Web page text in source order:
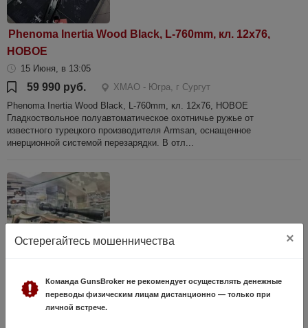
Phenoma Inertia Wood Black, L-760mm, кл. 12х76,
НОВОЕ
15 Июня, в 13:05
59 990 руб.
ХМАО - Югра, г Сургут
Phenoma Inertia Wood Black, L-760mm, кл. 12х76, НОВОЕ
Гладкоствольное полуавтоматическое охотничье ружье от
известного турецкого производителя Armsan, оснащенное
инерционной системой перезарядки. В отл...
Remington Model 597 TVP, кл. 22LR
11 Июня, в 13:15
Остерегайтесь мошенничества ×
Команда GunsBroker не рекомендует осуществлять денежные
переводы физическим лицам дистанционно — только при
личной встрече.